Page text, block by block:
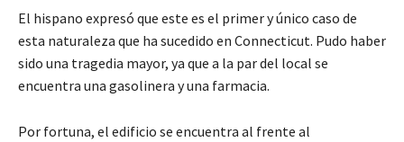
El hispano expresó que este es el primer y único caso de
esta naturaleza que ha sucedido en Connecticut. Pudo haber
sido una tragedia mayor, ya que a la par del local se
encuentra una gasolinera y una farmacia.
Por fortuna, el edificio se encuentra al frente al